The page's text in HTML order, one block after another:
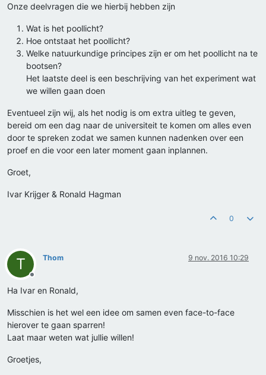
Onze deelvragen die we hierbij hebben zijn
Wat is het poollicht?
Hoe ontstaat het poollicht?
Welke natuurkundige principes zijn er om het poollicht na te
bootsen?
Het laatste deel is een beschrijving van het experiment wat
we willen gaan doen
Eventueel zijn wij, als het nodig is om extra uitleg te geven,
bereid om een dag naar de universiteit te komen om alles even
door te spreken zodat we samen kunnen nadenken over een
proef en die voor een later moment gaan inplannen.
Groet,
Ivar Krijger & Ronald Hagman
0
T
Offline
Thom 9 nov. 2016 10:29
Ha Ivar en Ronald,
Misschien is het wel een idee om samen even face-to-face
hierover te gaan sparren!
Laat maar weten wat jullie willen!
Groetjes,